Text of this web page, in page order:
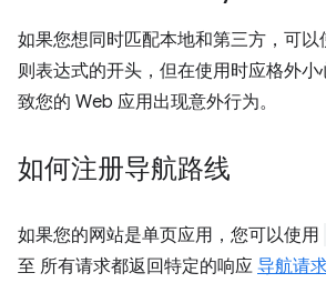
如果您想同时匹配本地和第三方，可
则表达式的开头，但在使用时应格外小
致您的 Web 应用出现意外行为。
如何注册导航路线
如果您的网站是单页应用，您可以使用
至 所有请求都返回特定的响应 导航请